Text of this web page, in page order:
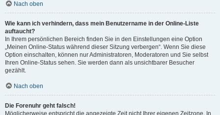
Nach oben
Wie kann ich verhindern, dass mein Benutzername in der Online-Liste
auftaucht?
In Ihrem persönlichen Bereich finden Sie in den Einstellungen eine Option
„Meinen Online-Status während dieser Sitzung verbergen“. Wenn Sie diese
Option einschalten, können nur Administratoren, Moderatoren und Sie selbst
Ihren Online-Status sehen. Sie werden dann als unsichtbarer Besucher
gezählt.
Nach oben
Die Forenuhr geht falsch!
Möglicherweise entspricht die angezeigte Zeit nicht Ihrer eigenen Zeitzone. In